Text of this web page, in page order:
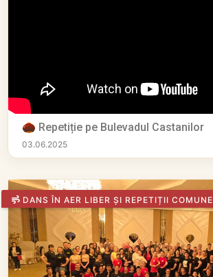
🌰 Repetiție pe Bulevadul Castanilor
03.06.2025
DANS ÎN AER LIBER ȘI REPETIȚII COMUNE